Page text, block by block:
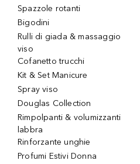
Spazzole rotanti
Bigodini
Rulli di giada & massaggio
viso
Cofanetto trucchi
Kit & Set Manicure
Spray viso
Douglas Collection
Rimpolpanti & volumizzanti
labbra
Rinforzante unghie
Profumi Estivi Donna